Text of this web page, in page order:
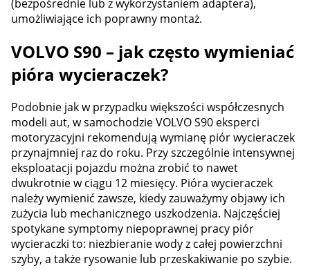
(bezpośrednie lub z wykorzystaniem adaptera),
umożliwiające ich poprawny montaż.
VOLVO S90 – jak często wymieniać
pióra wycieraczek?
Podobnie jak w przypadku większości współczesnych
modeli aut, w samochodzie VOLVO S90 eksperci
motoryzacyjni rekomendują wymianę piór wycieraczek
przynajmniej raz do roku. Przy szczególnie intensywnej
eksploatacji pojazdu można zrobić to nawet
dwukrotnie w ciągu 12 miesięcy. Pióra wycieraczek
należy wymienić zawsze, kiedy zauważymy objawy ich
zużycia lub mechanicznego uszkodzenia. Najczęściej
spotykane symptomy niepoprawnej pracy piór
wycieraczki to: niezbieranie wody z całej powierzchni
szyby, a także rysowanie lub przeskakiwanie po szybie.